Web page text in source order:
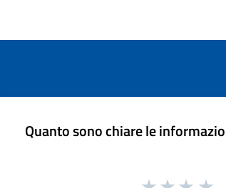
Quanto sono chiare le